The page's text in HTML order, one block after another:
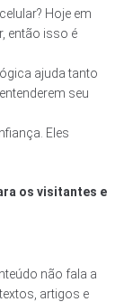
Hoje em
então isso é
ajuda tanto
seu
Eles
os visitantes e
não fala a
artigos e